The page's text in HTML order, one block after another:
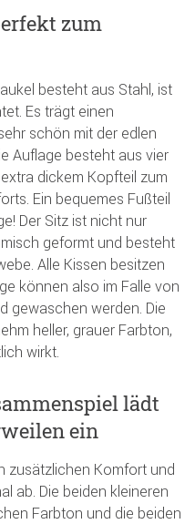
zum
besteht aus Stahl, ist
Es trägt einen
schön mit der edlen
Auflage besteht aus vier
dickem Kopfteil zum
Ein bequemes Fußteil
Der Sitz ist nicht nur
geformt und besteht
Alle Kissen besitzen
können also im Falle von
gewaschen werden. Die
heller, grauer Farbton,
wirkt.
lädt
ein
zusätzlichen Komfort und
ab. Die beiden kleineren
Farbton und die beiden